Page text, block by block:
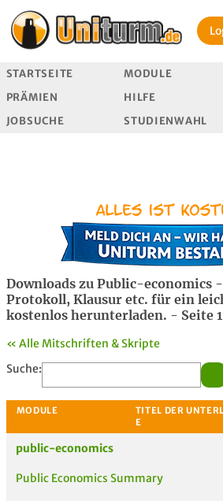
STARTSEITE MODULE
PRÄMIEN
HILFE
JOBSUCHE
STUDIENWAHL
Downloads zu Public-
Protokoll, Klausur etc. für ein
kostenlos herunterladen. - Seite 1
« Alle Mitschriften & Skripte
Suche:
public-economics
Public Economics Summary